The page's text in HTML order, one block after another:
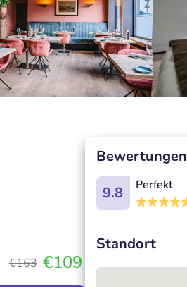
€163 €109
Bewertungen
9.8
Perfekt
Standort